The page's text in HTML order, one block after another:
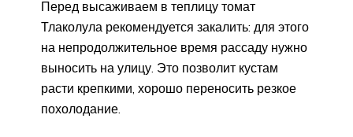
Перед высаживаем в теплицу томат
Тлаколула рекомендуется закалить: для этого
на непродолжительное время рассаду нужно
выносить на улицу. Это позволит кустам
расти крепкими, хорошо переносить резкое
похолодание.